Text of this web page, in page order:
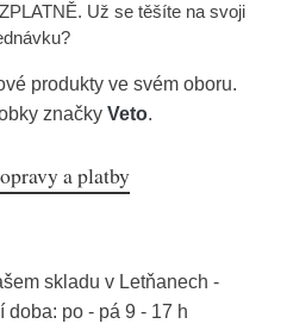
Už se těšíte na svoji
produkty ve svém oboru.
značky Veto.
a platby
skladu v Letňanech -
po - pá 9 - 17 h